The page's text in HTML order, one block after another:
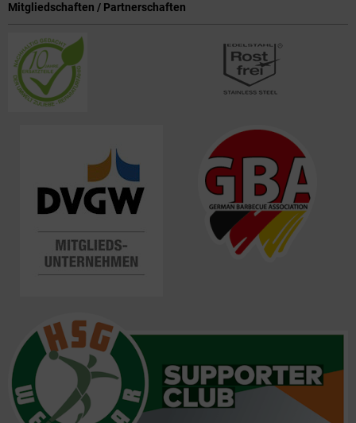
Mitgliedschaften / Partnerschaften